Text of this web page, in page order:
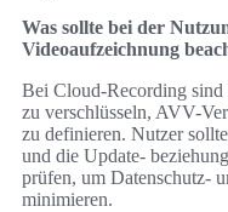
Was sollte bei der
Videoaufzeichnung
Bei Cloud-Recording sind
zu verschlüsseln, AVV-
zu definieren. Nutzer
und die Update-
prüfen, um Datenschutz-
minimieren.